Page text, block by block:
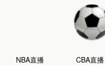
NBA直播 CBA直播